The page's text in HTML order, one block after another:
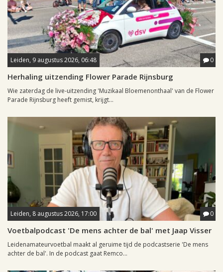
Leiden, 9 augustus 2026, 06:48 0
Herhaling uitzending Flower Parade Rijnsburg
Wie zaterdag de live-uitzending 'Muzikaal Bloemenonthaal' van de Flower
Parade Rijnsburg heeft gemist, krijgt...
Leiden, 8 augustus 2026, 17:00 0
Voetbalpodcast 'De mens achter de bal' met Jaap Visser
Leidenamateurvoetbal maakt al geruime tijd de podcastserie 'De mens
achter de bal'. In de podcast gaat Remco...